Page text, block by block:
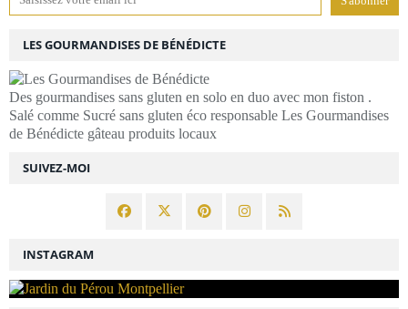
SUIVEZ-MOI
LES GOURMANDISES DE BÉNÉDICTE
Des gourmandises sans gluten en solo en duo avec mon fiston .
Salé comme Sucré sans gluten éco responsable Les Gourmandises
de Bénédicte gâteau produits locaux
INSTAGRAM